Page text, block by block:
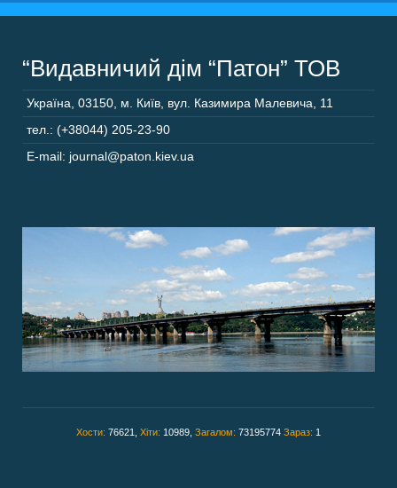
“Видавничий дім “Патон” ТОВ
Україна 03150 м. Київ, вул. Казимира Малевича, 11
тел.: (+38044) 205-23-90
E-mail: journal@paton.kiev.ua
Хости: 76621, Хіти: 10989, Загалом: 73195774 Зараз: 1